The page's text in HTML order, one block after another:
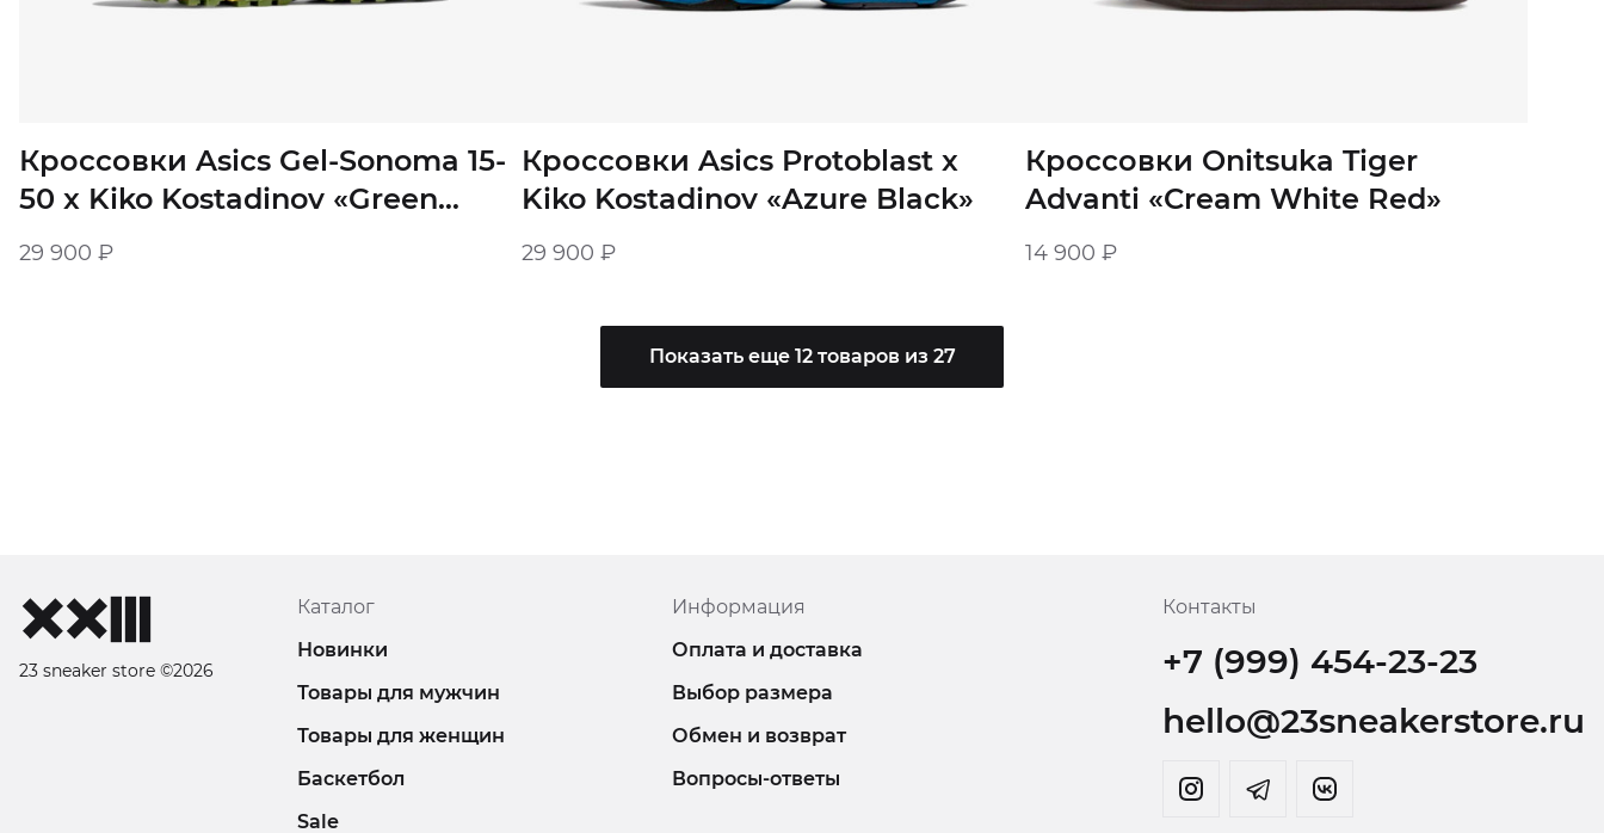
Кроссовки Asics Gel-Sonoma 15-
50 x Kiko Kostadinov «Green
Sheen Epsom» мужские
29 900 ₽
Кроссовки Asics Protoblast x
Kiko Kostadinov «Azure Black»
29 900₽
Кроссовки Onitsuka Tiger
Advanti «Cream White Red»
14 900 ₽
Показать еще 12 товаров из 27
23 sneaker store ©2026
Каталог
Новинки
Товары для мужчин
Товары для женщин
Баскетбол
Sale
Информация
Оплата и доставка
Выбор размера
Обмен и возврат
Вопросы-ответы
Контакты
+7 (999) 454-23-23
hello@23sneakerstore.ru